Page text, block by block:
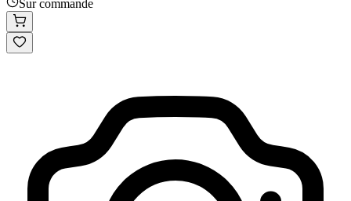
Sur commande